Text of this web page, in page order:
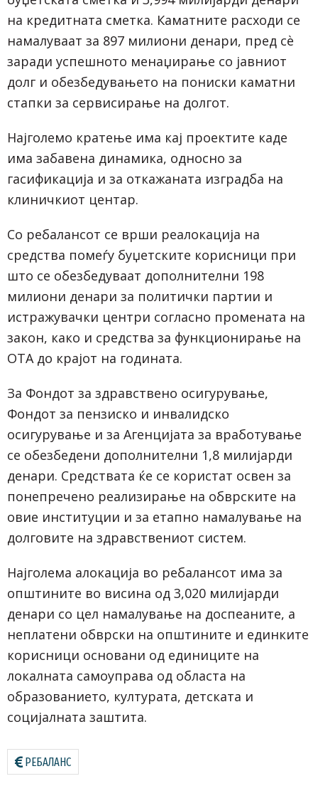
на кредитната сметка. Каматните расходи се
намалуваат за 897 милиони денари, пред сѐ
заради успешното менаџирање со јавниот
долг и обезбедувањето на пониски каматни
стапки за сервисирање на долгот.
Најголемо кратење има кај проектите каде
има забавена динамика, односно за
гасификација и за откажаната изградба на
клиничкиот центар.
Со ребалансот се врши реалокација на
средства помеѓу буџетските корисници при
што се обезбедуваат дополнителни 198
милиони денари за политички партии и
истражувачки центри согласно промената на
закон, како и средства за функционирање на
ОТА до крајот на годината.
За Фондот за здравствено осигурување,
Фондот за пензиско и инвалидско
осигурување и за Агенцијата за вработување
се обезбедени дополнителни 1,8 милијарди
денари. Средствата ќе се користат освен за
понепречено реализирање на обврските на
овие институции и за етапно намалување на
долговите на здравствениот систем.
Најголема алокација во ребалансот има за
општините во висина од 3,020 милијарди
денари со цел намалување на доспеаните, а
неплатени обврски на општините и единките
корисници основани од единиците на
локалната самоуправа од областа на
образованието, културата, детската и
социјалната заштита.
РЕБАЛАНС